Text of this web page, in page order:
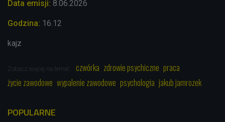
Data emisji: 8.06.2026
Godzina: 16.12
kajz
Zobacz więcej na temat: czwórka zdrowie psychiczne praca
życie zawodowe wypalenie zawodowe psychologia jakub jamrozek
POPULARNE